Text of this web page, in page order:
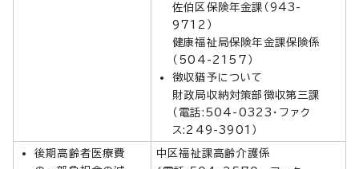
佐伯区保険年金課（943-
9712）
健康福祉局保険年金課保険係
（504-2157）
徴収猶予について
財政局収納対策部徴収第三課
（電話:504-0323・ファク
ス:249-3901）
後期高齢者医療費
中区福祉課高齢介護係